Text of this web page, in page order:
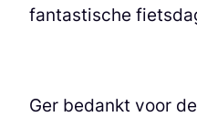
fantastische
Ger bedankt voor